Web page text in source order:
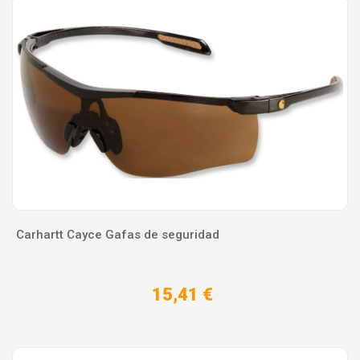
Carhartt Cayce Gafas de seguridad
15,41 €